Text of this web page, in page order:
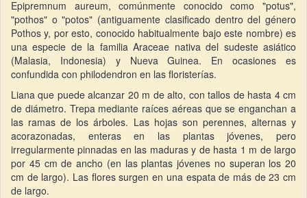
Epipremnum aureum, comúnmente conocido como "potus",
"pothos" o "potos" (antiguamente clasificado dentro del género
Pothos y, por esto, conocido habitualmente bajo este nombre) es
una especie de la familia Araceae nativa del sudeste asiático
(Malasia, Indonesia) y Nueva Guinea. En ocasiones es
confundida con philodendron en las floristerías.
Liana que puede alcanzar 20 m de alto, con tallos de hasta 4 cm
de diámetro. Trepa mediante raíces aéreas que se enganchan a
las ramas de los árboles. Las hojas son perennes, alternas y
acorazonadas, enteras en las plantas jóvenes, pero
irregularmente pinnadas en las maduras y de hasta 1 m de largo
por 45 cm de ancho (en las plantas jóvenes no superan los 20
cm de largo). Las flores surgen en una espata de más de 23 cm
de largo.